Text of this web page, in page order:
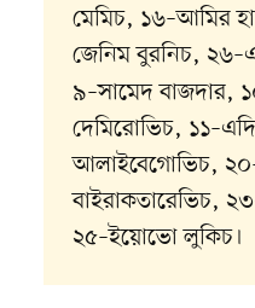
মেমিচ, ১৬–আমির
জেনিম বুরনিচ,
৯–সামেদ বাজদার,
দেমিরোভিচ,
আলাইবেগোভিচ,
বাইরাকতারেভিচ,
২৫–ইয়োভো লুকিচ।